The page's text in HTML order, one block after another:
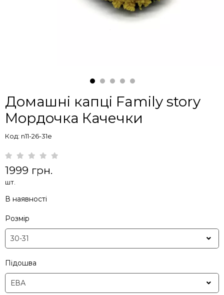
Домашні капці Family story
Мордочка Качечки
Код: n11-26-31e
1999 грн.
шт.
В наявності
Розмір
Підошва